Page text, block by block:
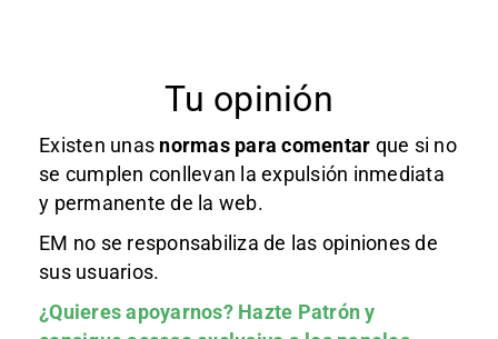
Tu opinión
Existen unas normas para comentar que si no
se cumplen conllevan la expulsión inmediata
y permanente de la web.
EM no se responsabiliza de las opiniones de
sus usuarios.
¿Quieres apoyarnos? Hazte Patróny